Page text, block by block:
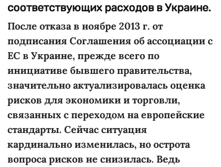
соответствующих расходов в Украине.
После отказа в ноябре 2013 г. от
подписания Соглашения об ассоциации с
ЕС в Украине, прежде всего по
инициативе бывшего правительства,
значительно актуализировалась оценка
рисков для экономики и торговли,
связанных с переходом на европейские
стандарты. Сейчас ситуация
кардинально изменилась, но острота
вопроса рисков не снизилась. Ведь